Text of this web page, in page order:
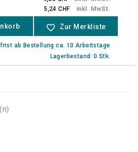
5,24 CHF inkl. MwSt.
favorite_border Zur Merkliste
ab Bestellung ca. 10 Arbeitstage
Lagerbestand: 0 Stk.